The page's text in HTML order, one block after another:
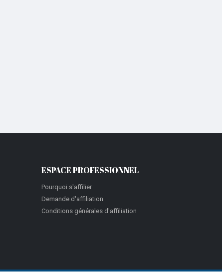
ESPACE PROFESSIONNEL
Pourquoi s'affilier
Demande d'affiliation
Conditions générales d'affiliation